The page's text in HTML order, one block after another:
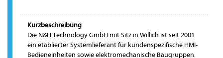
Kurzbeschreibung
Die N&H Technology GmbH mit Sitz in Willich ist seit 2001
ein etablierter Systemlieferant für kundenspezifische HMI-
Bedieneinheiten sowie elektromechanische Baugruppen.